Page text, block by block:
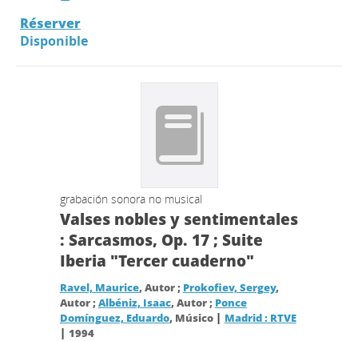
Réserver
Disponible
grabación sonora no musical
Valses nobles y sentimentales
: Sarcasmos, Op. 17 ; Suite
Iberia "Tercer cuaderno"
Ravel, Maurice, Autor ; Prokofiev, Sergey,
Autor ;Albéniz, Isaac, Autor ; Ponce
Domínguez, Eduardo, Músico | Madrid : RTVE
| 1994